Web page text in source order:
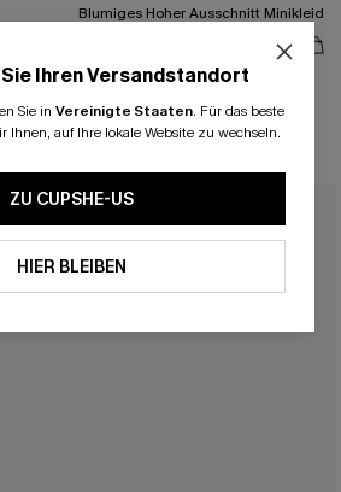
Blumiges Hoher Ausschnitt Minikleid
A-Linien
NEU
Ihren Versandstandort
Sie in Vereinigte Staaten. Für das beste
Ihnen, auf Ihre lokale Website zu wechseln.
ZU CUPSHE-US
HIER BLEIBEN